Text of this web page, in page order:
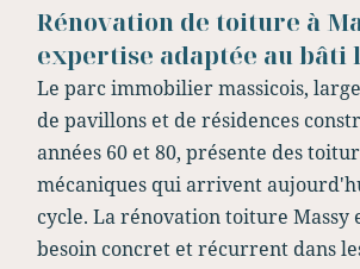
Rénovation de toiture à
expertise adaptée au bâti
Le parc immobilier massicois,
de pavillons et de résidences
années 60 et 80, présente des
mécaniques qui arrivent
cycle. La rénovation toiture Massy
besoin concret et récurrent dans